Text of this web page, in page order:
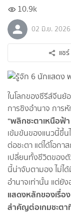
10.9k
02 มิ.ย. 2026
แชร์
ในโลกของซีรีส์จีนย้
การชิงอำนาจ การหั
“พลิกชะตาเหนือฟ้
เข้มข้นของแนวนี้ขึ้
ต่อชะตา แต่ได้โอก
เปลี่ยนทั้งชีวิตของตั
นี้น่าจับตามอง ไม่ไ
อำนาจเท่านั้น แต่ยั
แสดงหลักของเรื่อ
สำคัญต่อเกมชะตา